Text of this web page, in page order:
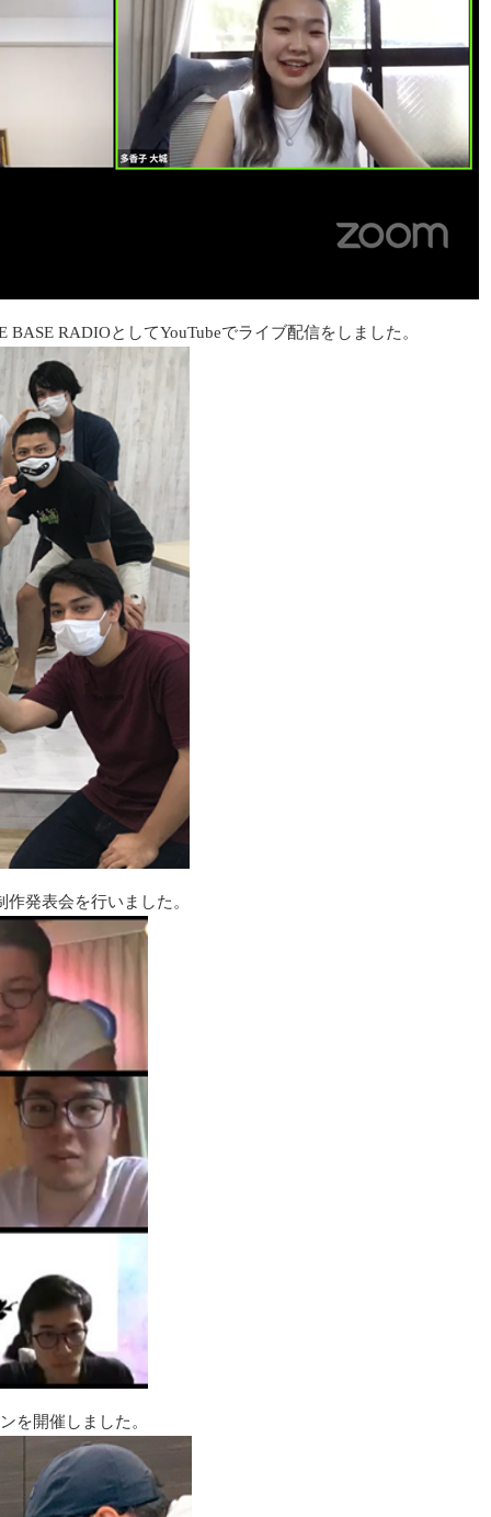
RADIOとしてYouTubeでライブ配信をしました。
発表会を行いました。
を開催しました。